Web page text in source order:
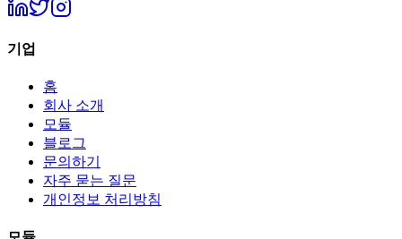
기업
홈
회사 소개
모듈
블로그
문의하기
자주 묻는 질문
개인정보 처리방침